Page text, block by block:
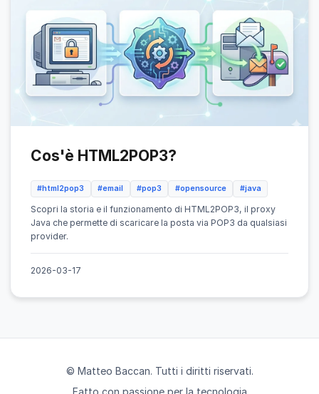
Cos'è HTML2POP3?
#html2pop3 #email #pop3 #opensource #java
Scopri la storia e il funzionamento di HTML2POP3, il proxy
Java che permette di scaricare la posta via POP3 da qualsiasi
provider.
2026-03-17
© Matteo Baccan. Tutti i diritti riservati.
Fatto con passione per la tecnologia